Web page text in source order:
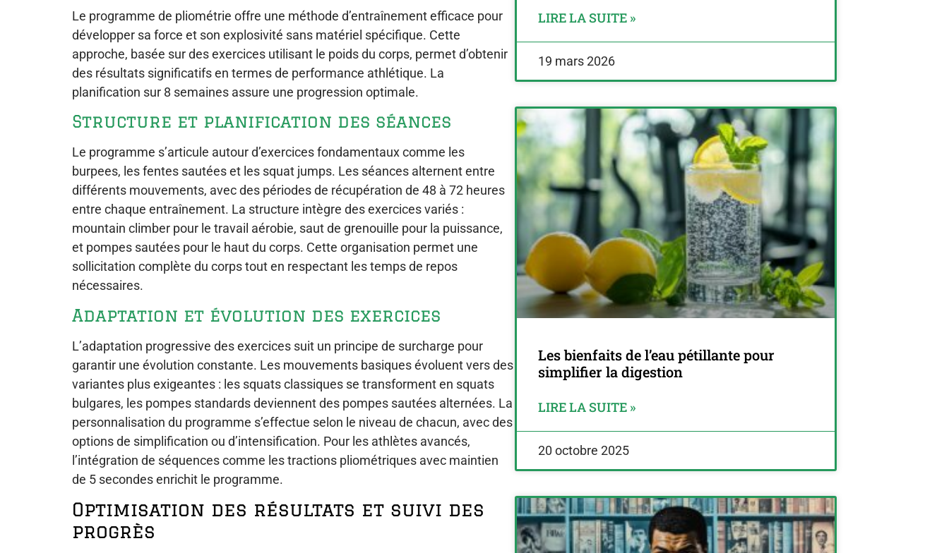
LIRE LA SUITE »
19 mars 2026
Les bienfaits de l’eau pétillante pour
simplifier la digestion
LIRE LA SUITE »
20 octobre 2025
Le programme de pliométrie offre une méthode d’entraînement efficace pour
développer sa force et son explosivité sans matériel spécifique. Cette
approche, basée sur des exercices utilisant le poids du corps, permet d’obtenir
des résultats significatifs en termes de performance athlétique. La
planification sur 8 semaines assure une progression optimale.
Structure et planification des séances
Le programme s’articule autour d’exercices fondamentaux comme les
burpees, les fentes sautées et les squat jumps. Les séances alternent entre
différents mouvements, avec des périodes de récupération de 48 à 72 heures
entre chaque entraînement. La structure intègre des exercices variés :
mountain climber pour le travail aérobie, saut de grenouille pour la puissance,
et pompes sautées pour le haut du corps. Cette organisation permet une
sollicitation complète du corps tout en respectant les temps de repos
nécessaires.
Adaptation et évolution des exercices
L’adaptation progressive des exercices suit un principe de surcharge pour
garantir une évolution constante. Les mouvements basiques évoluent vers des
variantes plus exigeantes : les squats classiques se transforment en squats
bulgares, les pompes standards deviennent des pompes sautées alternées. La
personnalisation du programme s’effectue selon le niveau de chacun, avec des
options de simplification ou d’intensification. Pour les athlètes avancés,
l’intégration de séquences comme les tractions pliométriques avec maintien
de 5 secondes enrichit le programme.
Optimisation des résultats et suivi des
progrès